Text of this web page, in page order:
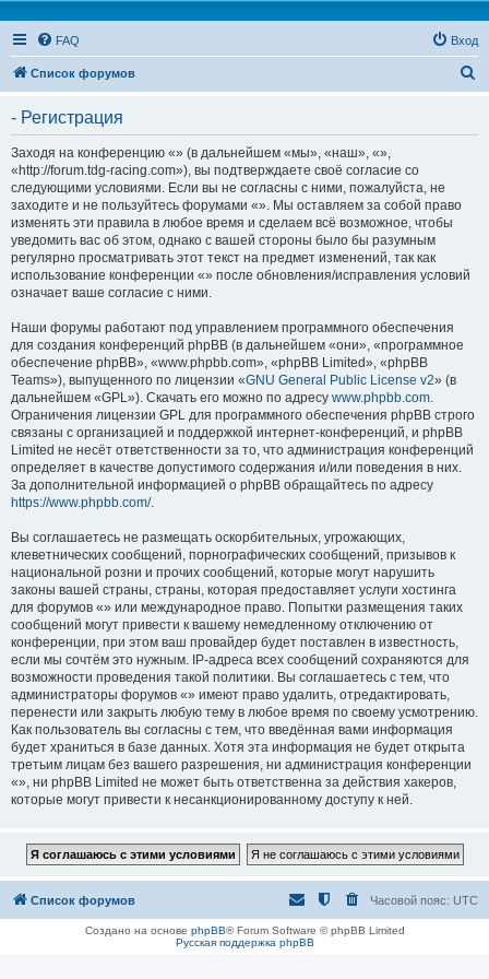
FAQ Вход
Список форумов
- Регистрация
Заходя на конференцию «» (в дальнейшем «мы», «наш», «»,
«http://forum.tdg-racing.com»), вы подтверждаете своё согласие со
следующими условиями. Если вы не согласны с ними, пожалуйста, не
заходите и не пользуйтесь форумами «». Мы оставляем за собой право
изменять эти правила в любое время и сделаем всё возможное, чтобы
уведомить вас об этом, однако с вашей стороны было бы разумным
регулярно просматривать этот текст на предмет изменений, так как
использование конференции «» после обновления/исправления условий
означает ваше согласие с ними.
Наши форумы работают под управлением программного обеспечения
для создания конференций phpBB (в дальнейшем «они», «программное
обеспечение phpBB», «www.phpbb.com», «phpBB Limited», «phpBB
Teams»), выпущенного по лицензии «GNU General Public License v2» (в
дальнейшем «GPL»). Скачать его можно по адресу www.phpbb.com.
Ограничения лицензии GPL для программного обеспечения phpBB строго
связаны с организацией и поддержкой интернет-конференций, и phpBB
Limited не несёт ответственности за то, что администрация конференций
определяет в качестве допустимого содержания и/или поведения в них.
За дополнительной информацией о phpBB обращайтесь по адресу
https://www.phpbb.com/.
Вы соглашаетесь не размещать оскорбительных, угрожающих,
клеветнических сообщений, порнографических сообщений, призывов к
национальной розни и прочих сообщений, которые могут нарушить
законы вашей страны, страны, которая предоставляет услуги хостинга
для форумов «» или международное право. Попытки размещения таких
сообщений могут привести к вашему немедленному отключению от
конференции, при этом ваш провайдер будет поставлен в известность,
если мы сочтём это нужным. IP-адреса всех сообщений сохраняются для
возможности проведения такой политики. Вы соглашаетесь с тем, что
администраторы форумов «» имеют право удалить, отредактировать,
перенести или закрыть любую тему в любое время по своему усмотрению.
Как пользователь вы согласны с тем, что введённая вами информация
будет храниться в базе данных. Хотя эта информация не будет открыта
третьим лицам без вашего разрешения, ни администрация конференции
«», ни phpBB Limited не может быть ответственна за действия хакеров,
которые могут привести к несанкционированному доступу к ней.
Список форумов Часовой пояс: UTC
Создано на основе phpBB® Forum Software © phpBB Limited
Русская поддержка phpBB